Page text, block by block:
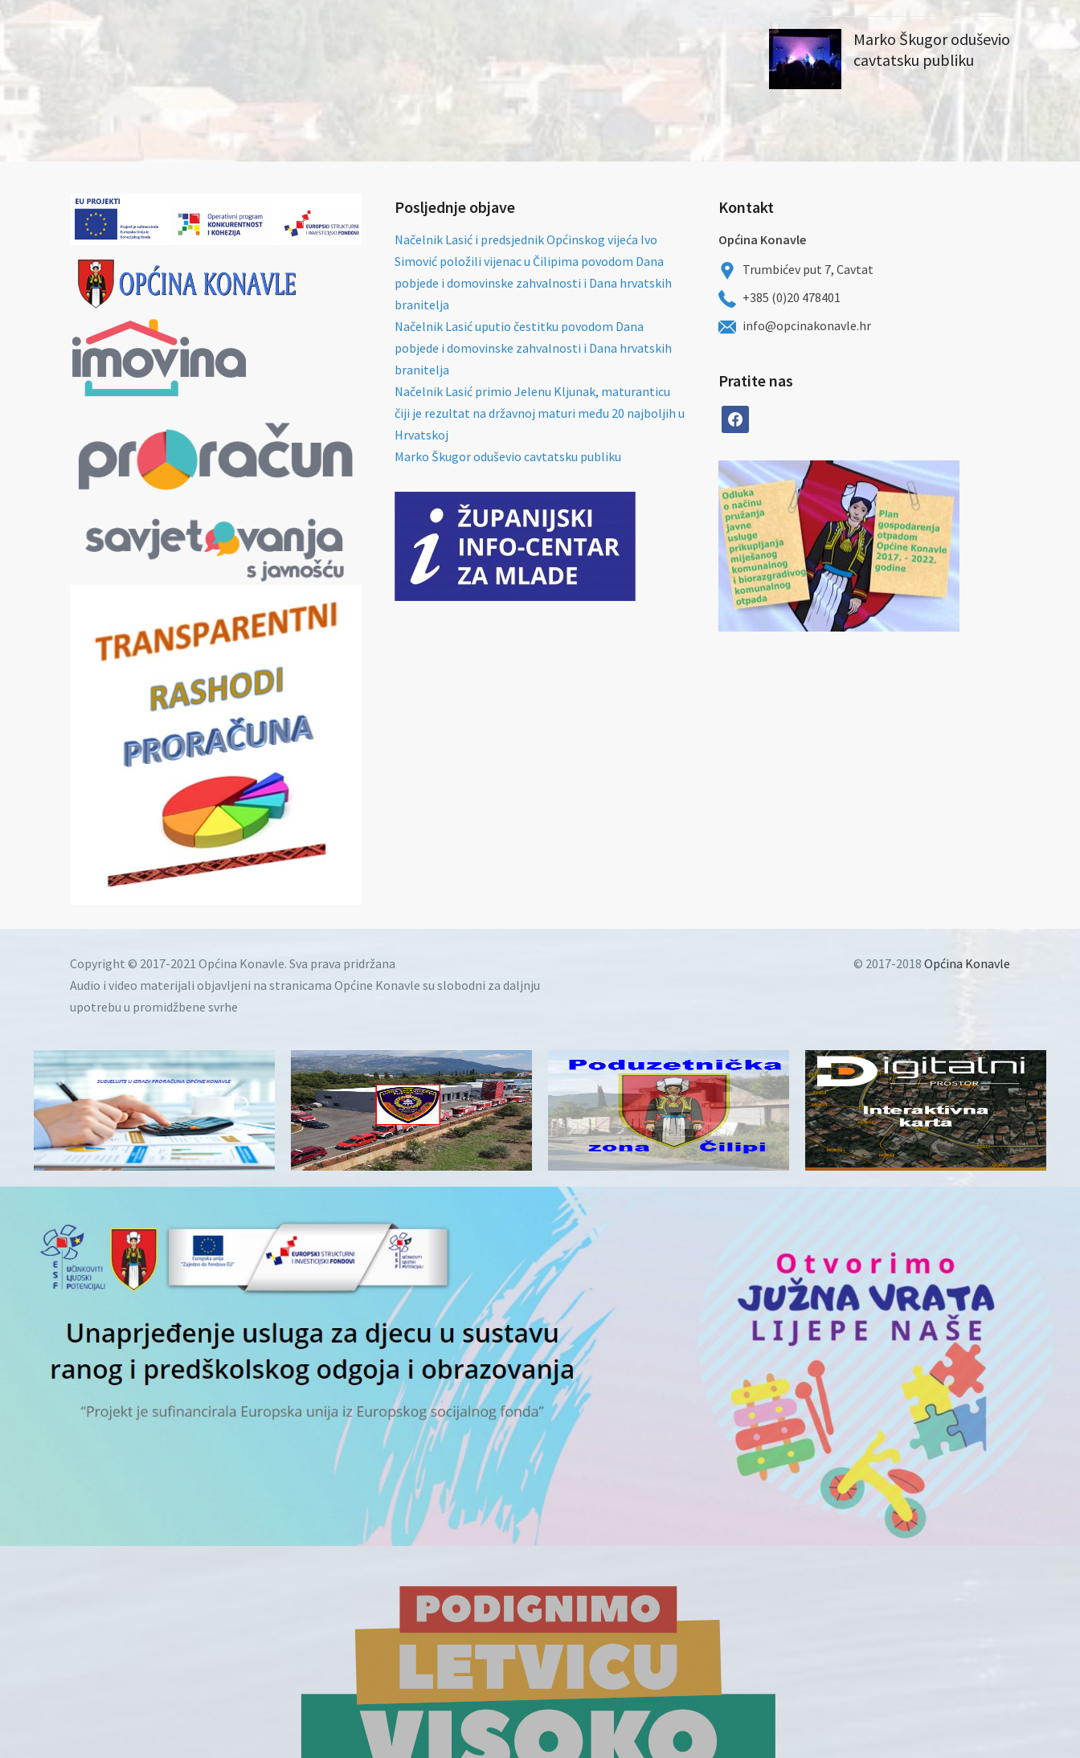
Marko Škugor oduševio
cavtatsku publiku
Posljednje objave
Načelnik Lasić i predsjednik Općinskog vijeća Ivo
Simović položili vijenac u Čilipima povodom Dana
pobjede i domovinske zahvalnosti i Dana hrvatskih
branitelja
Načelnik Lasić uputio čestitku povodom Dana
pobjede i domovinske zahvalnosti i Dana hrvatskih
branitelja
Načelnik Lasić primio Jelenu Kljunak, maturanticu
čiji je rezultat na državnoj maturi među 20 najboljih u
Hrvatskoj
Marko Škugor oduševio cavtatsku publiku
Kontakt
Općina Konavle
Trumbićev put 7, Cavtat
+385 (0)20 478401
info@opcinakonavle.hr
Pratite nas
facebook
Copyright © 2017-2021 Općina Konavle. Sva prava pridržana
Audio i video materijali objavljeni na stranicama Općine Konavle su slobodni za daljnju
upotrebu u promidžbene svrhe
© 2017-2018 Općina Konavle